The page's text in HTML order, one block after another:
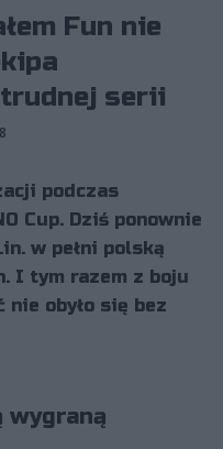
Fun nie
serii
podczas
Cup. Dziś ponownie
w pełni polską
I tym razem z boju
nie obyło się bez
wygraną